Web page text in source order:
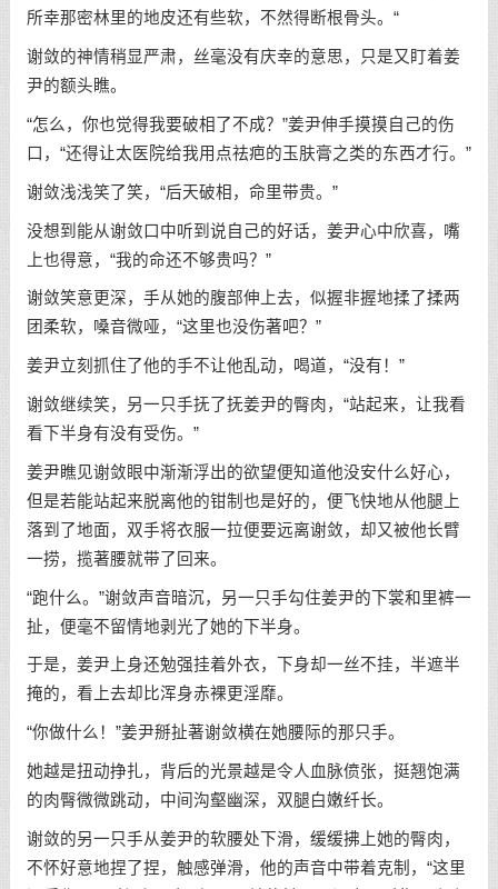
所幸那密林里的地皮还有些软，不然得断根骨头。“
谢敛的神情稍显严肃，丝毫没有庆幸的意思，只是又盯着姜
尹的额头瞧。
“怎么，你也觉得我要破相了不成？”姜尹伸手摸摸自己的伤
口，“还得让太医院给我用点祛疤的玉肤膏之类的东西才行。”
谢敛浅浅笑了笑，“后天破相，命里带贵。”
没想到能从谢敛口中听到说自己的好话，姜尹心中欣喜，嘴
上也得意，“我的命还不够贵吗？”
谢敛笑意更深，手从她的腹部伸上去，似握非握地揉了揉两
团柔软，嗓音微哑，“这里也没伤著吧？”
姜尹立刻抓住了他的手不让他乱动，喝道，“没有！”
谢敛继续笑，另一只手抚了抚姜尹的臀肉，“站起来，让我看
看下半身有没有受伤。”
姜尹瞧见谢敛眼中渐渐浮出的欲望便知道他没安什么好心，
但是若能站起来脱离他的钳制也是好的，便飞快地从他腿上
落到了地面，双手将衣服一拉便要远离谢敛，却又被他长臂
一捞，揽著腰就带了回来。
“跑什么。”谢敛声音暗沉，另一只手勾住姜尹的下裳和里裤一
扯，便毫不留情地剥光了她的下半身。
于是，姜尹上身还勉强挂着外衣，下身却一丝不挂，半遮半
掩的，看上去却比浑身赤裸更淫靡。
“你做什么！”姜尹掰扯著谢敛横在她腰际的那只手。
她越是扭动挣扎，背后的光景越是令人血脉偾张，挺翘饱满
的肉臀微微跳动，中间沟壑幽深，双腿白嫩纤长。
谢敛的另一只手从姜尹的软腰处下滑，缓缓拂上她的臀肉，
不怀好意地捏了捏，触感弹滑，他的声音中带着克制，“这里